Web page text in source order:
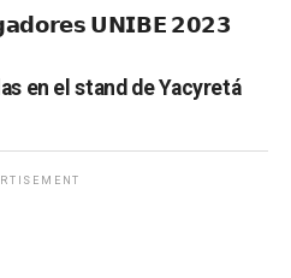
𝗨𝗡𝗜𝗕𝗘 𝟮𝟬𝟮𝟯
en el stand de Yacyretá